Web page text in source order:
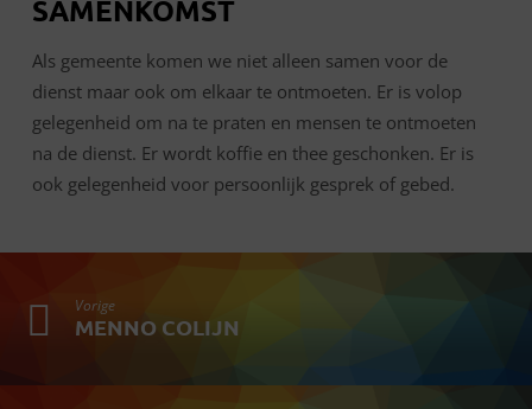
SAMENKOMST
Als gemeente komen we niet alleen samen voor de
dienst maar ook om elkaar te ontmoeten. Er is volop
gelegenheid om na te praten en mensen te ontmoeten
na de dienst. Er wordt koffie en thee geschonken. Er is
ook gelegenheid voor persoonlijk gesprek of gebed.
Vorige
MENNO COLIJN